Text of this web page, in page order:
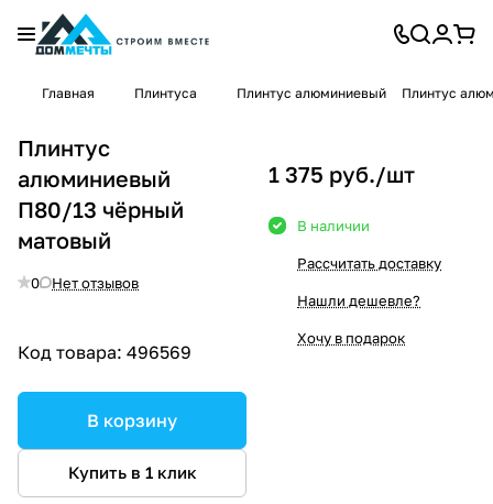
Главная Плинтуса Плинтус алюминиевый Плинтус
Плинтус
алюминиевый
П80/13 чёрный
матовый
0 Нет отзывов
Код товара: 496569
В корзину
Купить в 1 клик
1 375 руб./шт
В наличии
Рассчитать доставку
Нашли дешевле?
Хочу в подарок